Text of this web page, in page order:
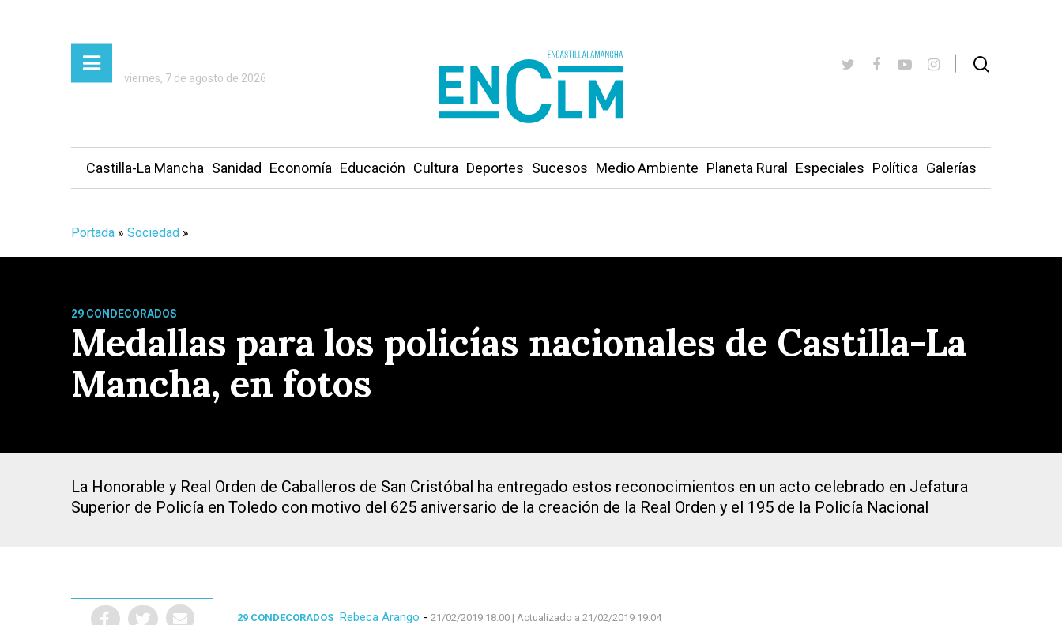
viernes, 7 de agosto de 2026
Castilla-La Mancha Sanidad Economía Educación Cultura Deportes Sucesos Medio Ambiente Planeta Rural Especiales Política Galerías
Portada » Sociedad »
29 CONDECORADOS
Medallas para los policías nacionales de Castilla-La
Mancha, en fotos
La Honorable y Real Orden de Caballeros de San Cristóbal ha entregado estos reconocimientos en un acto celebrado en Jefatura
Superior de Policía en Toledo con motivo del 625 aniversario de la creación de la Real Orden y el 195 de la Policía Nacional
29 CONDECORADOS Rebeca Arango - 21/02/2019 18:00 | Actualizado a 21/02/2019 19:04